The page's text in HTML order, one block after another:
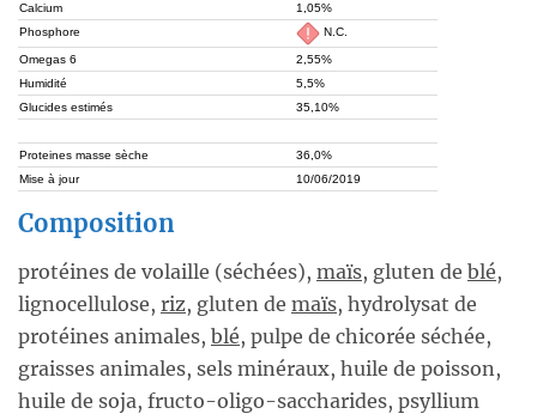
Calcium
1,05%
Phosphore
N.C.
Omegas 6
2,55%
Humidité
5,5%
Glucides estimés
35,10%
Proteines masse sèche
36,0%
Mise à jour
10/06/2019
Composition
protéines de volaille (séchées), maïs, gluten de blé,
lignocellulose, riz, gluten de maïs, hydrolysat de
protéines animales, blé, pulpe de chicorée séchée,
graisses animales, sels minéraux, huile de poisson,
huile de soja, fructo-oligo-saccharides, psyllium